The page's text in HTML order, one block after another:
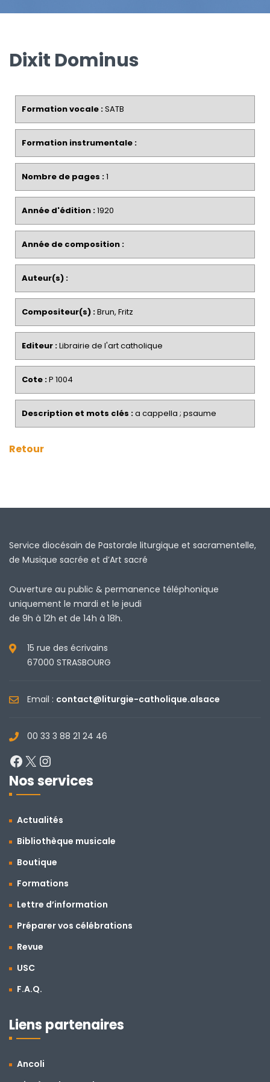
Dixit Dominus
Formation vocale :SATB
Formation instrumentale :
Nombre de pages :1
Année d'édition :1920
Année de composition :
Auteur(s) :
Compositeur(s) :Brun, Fritz
Editeur :Librairie de l'art catholique
Cote :P 1004
Description et mots clés :a cappella ; psaume
Retour
Service diocésain de Pastorale liturgique et sacramentelle,
de Musique sacrée et d’Art sacré
Ouverture au public & permanence téléphonique
uniquement le mardi et le jeudi
de 9h à 12h et de 14h à 18h.
15 rue des écrivains
67000 STRASBOURG
Email : contact@liturgie-catholique.alsace
00 33 3 88 21 24 46
Facebook
X
Nos services
Actualités
Bibliothèque musicale
Boutique
Formations
Lettre d’information
Préparer vos célébrations
Revue
USC
F.A.Q.
Liens partenaires
Ancoli